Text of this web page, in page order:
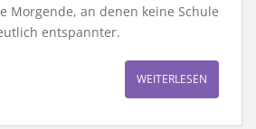
Morgende, an denen keine Schule
entspannter.
WEITERLESEN